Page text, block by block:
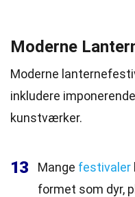
Moderne
Moderne
inkludere
kunstværker.
13 Mange festivaler
formet som dyr,